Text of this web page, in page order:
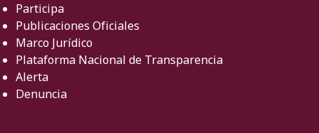
Participa
Publicaciones Oficiales
Marco Jurídico
Plataforma Nacional de Transparencia
Alerta
Denuncia